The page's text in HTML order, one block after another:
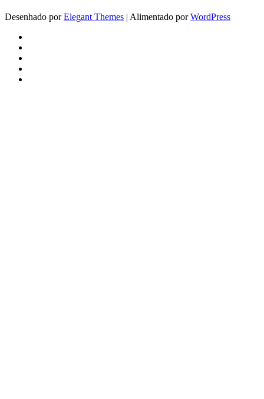
Desenhado porElegant Themes | Alimentado porWordPress